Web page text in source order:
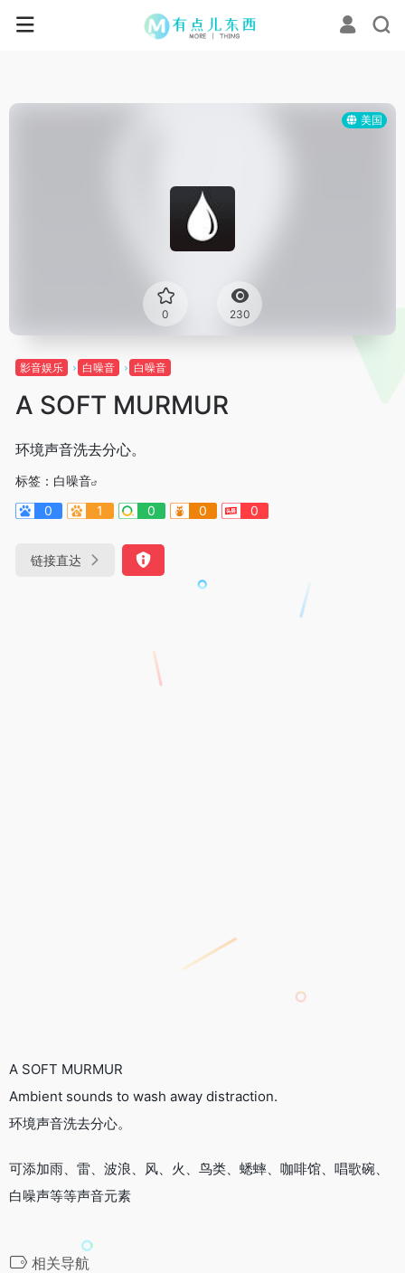
美国
0 230
影音娱乐 白噪音 白噪音
A SOFT MURMUR
环境声音洗去分心。
标签： 白噪音
0
1 0 0 0
链接直达
A SOFT MURMUR
Ambient sounds to wash away distraction.
环境声音洗去分心。
可添加雨、雷、波浪、风、火、鸟类、蟋蟀、咖啡馆、唱歌碗、
白噪声等等声音元素
相关导航